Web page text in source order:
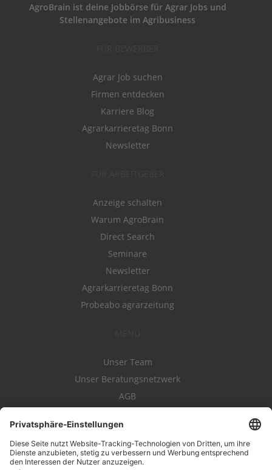
AgroBrain ist deine Jobbörse für Agrar Jobs und
Stellenangebote im Agribusiness
Agrar Job suchen
Firmen entdecken
Karriere Blog
Agrarkarrieretag Bonn
Newsletter
Anzeige schalten
Warum AgroBrain
Direct Search
Seminare
Newsletter
Agrarkarrieretag Bonn
Probeabo agrarzeitung
Unser Team
Unser Beratungsnetzwerk
AGB
Datenschutz
Impressum
Kontakt